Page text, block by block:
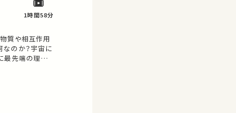
1時間58分
質や相互作用
なのか？宇宙に
最先端の理論
講演でははじ